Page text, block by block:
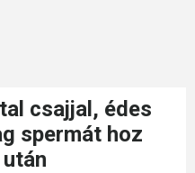
csajjal, édes
spermát hoz